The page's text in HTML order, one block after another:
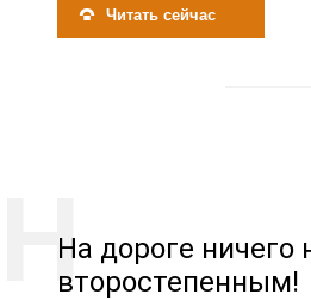
Читать сейчас
На дороге ничего
второстепенным!